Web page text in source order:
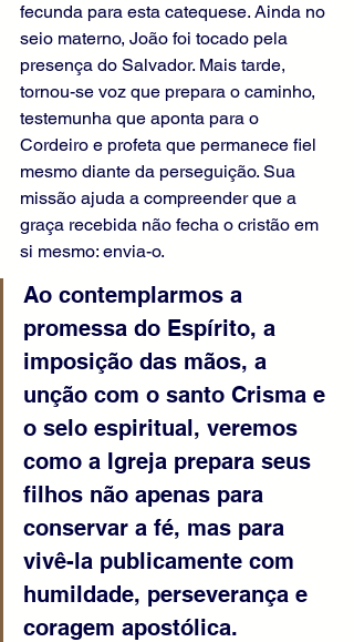
fecunda para esta catequese. Ainda no
seio materno, João foi tocado pela
presença do Salvador. Mais tarde,
tornou-se voz que prepara o caminho,
testemunha que aponta para o
Cordeiro e profeta que permanece fiel
mesmo diante da perseguição. Sua
missão ajuda a compreender que a
graça recebida não fecha o cristão em
si mesmo: envia-o.
Ao contemplarmos a
promessa do Espírito, a
imposição das mãos, a
unção com o santo Crisma e
o selo espiritual, veremos
como a Igreja prepara seus
filhos não apenas para
conservar a fé, mas para
vivê-la publicamente com
humildade, perseverança e
coragem apostólica.